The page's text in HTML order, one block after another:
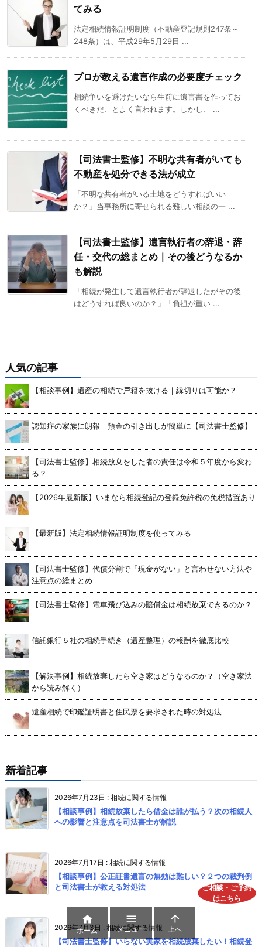
てみる
法定相続情報証明制度（不動産登記規則247条～
248条）は、平成29年5月29日 ...
プロが教える遺言作成の必要度チェック
相続争いを避けたいなら生前に遺言書を作ってお
くべきだ、とよく言われます。しかし、 ...
【司法書士監修】不明な共有者がいても
不動産を処分できる法が成立
「不明な共有者がいる土地をどうすればいい
か？」当事務所に寄せられる難しい相談の一 ...
【司法書士監修】遺言執行者の辞退・辞
任・交代の総まとめ｜その後どうなるか
も解説
「相続が発生して遺言執行者が辞退したがその後
はどうすれば良いのか？」「負担が重い ...
人気の記事
【相談事例】遺産の相続で戸籍を抜ける｜縁切りは可能か？
認知症の家族に朗報｜預金の引き出しが簡単に【司法書士監修】
【司法書士監修】相続放棄をした者の責任は令和５年度から変わ
る？
【2026年最新版】いまなら相続登記の登録免許税の免税措置あり
【最新版】法定相続情報証明制度を使ってみる
【司法書士監修】代償分割で「現金がない」と言わせない方法や
注意点の総まとめ
【司法書士監修】電車飛び込みの賠償金は相続放棄できるのか？
信託銀行５社の相続手続き（遺産整理）の報酬を徹底比較
【解決事例】相続放棄したら空き家はどうなるのか？（空き家法
から読み解く）
遺産相続で印鑑証明書と住民票を要求された時の対処法
新着記事
2026年7月23日 : 相続に関する情報
【相談事例】相続放棄したら借金は誰が払う？次の相続人
への影響と注意点を司法書士が解説
2026年7月17日 : 相続に関する情報
【相談事例】公正証書遺言の無効は難しい？２つの裁判例
と司法書士が教える対処法
2026年7月3日 : 相続に関する情報
【司法書士監修】いらない実家を相続放棄したい！相続登
ご相談・ご予約
はこちら

ホーム

メニュー

上へ